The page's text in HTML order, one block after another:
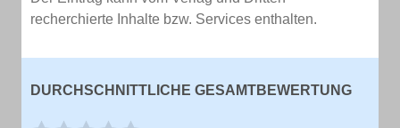
recherchierte Inhalte bzw. Services enthalten.
DURCHSCHNITTLICHE GESAMTBEWERTUNG